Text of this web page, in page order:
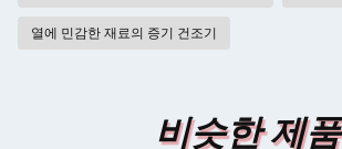
열에 민감한 재료의 증기 건조기
비슷한 제품